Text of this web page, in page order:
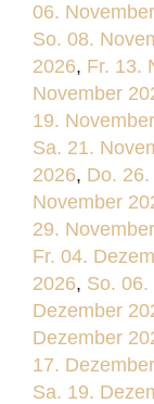
06.
So. 08.
2026, Fr. 13.
November
19.
Sa. 21.
2026, Do.
November
29.
Fr. 04.
2026, So. 06.
Dezember
Dezember
17.
Sa. 19.